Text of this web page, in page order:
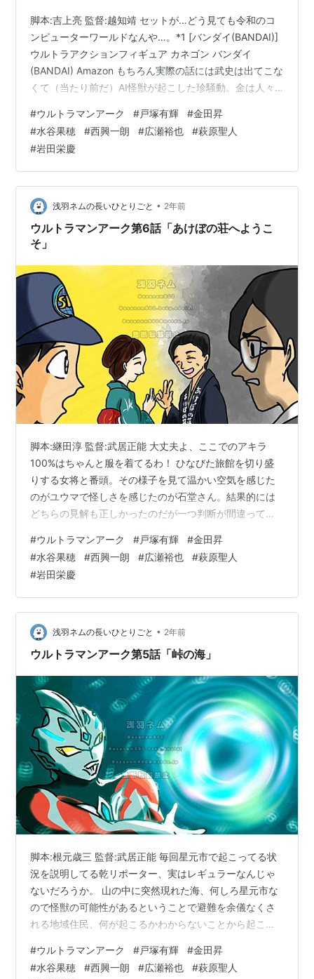
脚本:吉上亮 監督:越知靖 セットが…どう見ても令和のコ
ンピューターワールドなんや…。*1 [バンダイ(BANDAI)]
ウルトラアクションフィギュア カネゴン バンダイ
(BANDAI) Amazon もちろん実際の話には武史は出てこな
くて（当たり前だ）AI怪獣が起こした珍騒動。金は人々
んは貯めるばかりで「お金を使う」ことを知らなかった
ためむしろ冷え込んでいく星元市の経済…節約…節電…本
来ならいくらでもがぶ飲みしたいコーヒーは1日3杯しか
飲めなくなり…石堂さんそれ元よりカフェインに脳を侵
されてない？？？ なんやかんやでアークはカネゴンちゃ
んに掴…
#ウルトラマンアーク #戸塚有輝 #金田昇
#水谷果穂 #西興一朗 #広瀬裕也 #萩原聖人
#岩田栄慶
浅羽ネムの長いひとりごと • 2年前
ウルトラマンアーク第6話「あけぼの荘へようこ
そ」
脚本:継田淳 監督:武居正能 大丈夫よ、ここでのアキラ
100%はちゃんと服を着てるわ！ ひなびた旅館を切り盛
りする女将と番頭。その様子を見て温かい空気を感じた
のがユウマで怪しさを感じたのが石堂さん。結果的には
どちらの見解も正しかったのだが一つ判断が間違ってい
から遠く離れた地球に取り残されてしまった宇宙人。し
かし出会った人たちと手を取り合いながら不景気と怪獣
災害に見舞われた世の中を生きてきた。しかし防衛隊の
中で生き、仲間を失った過去まである石堂さんはその語
りを簡単には信じられなかった。しかしこの、「どちら
の考え方もその立場においては正しいのだが…
#ウルトラマンアーク #戸塚有輝 #金田昇
#水谷果穂 #西興一朗 #広瀬裕也 #萩原聖人
#岩田栄慶
浅羽ネムの長いひとりごと • 2年前
ウルトラマンアーク第5話「峠の海」
脚本:根元歳三 監督:武居正能 毎回星元市で起こってる状
況を説明してる乾リポーター、実はレギュラーなんじゃ
ないだろうか。 山の中に突然現れた海、何しろ星元市な
ので怪獣の可能性があるということで避難を余儀なくさ
れる地域住民、何が起こるかわからないことから起こる
テレビを観ている私たちも災害が起こるたびに目の当た
りにするもの。SKIPが取り組むのは怪獣災害への調査や
#ウルトラマンアーク #戸塚有輝 #金田昇
#水谷果穂 #西興一朗 #広瀬裕也 #萩原聖人